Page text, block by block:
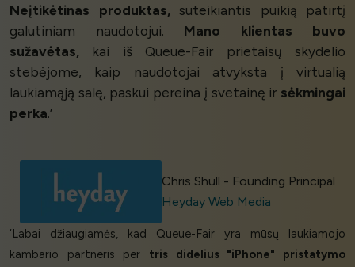
Neįtikėtinas produktas,suteikiantis puikią patirtį
galutiniam naudotojui. Mano klientas buvo
sužavėtas, kai iš Queue-Fair prietaisų skydelio
stebėjome, kaip naudotojai atvyksta į virtualią
laukiamąją salę, paskui pereina į svetainę ir sėkmingai
perka.’
Chris Shull - Founding Principal
Heyday Web Media
‘Labai džiaugiamės, kad Queue-Fair yra mūsų laukiamojo
kambario partneris per tris didelius "iPhone" pristatymo